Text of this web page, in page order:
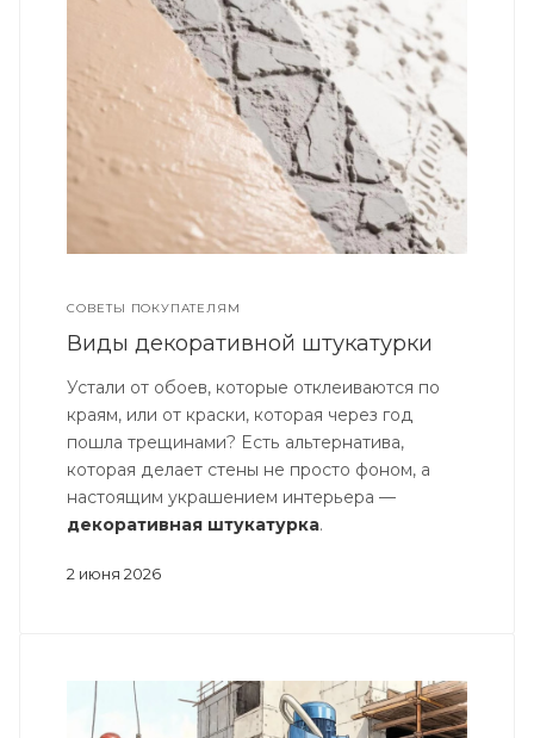
СОВЕТЫ ПОКУПАТЕЛЯМ
2 июня 2026
Виды декоративной штукатурки
Устали от обоев, которые отклеиваются по
краям, или от краски, которая через год
пошла трещинами? Есть альтернатива,
которая делает стены не просто фоном, а
настоящим украшением интерьера —
декоративная штукатурка.